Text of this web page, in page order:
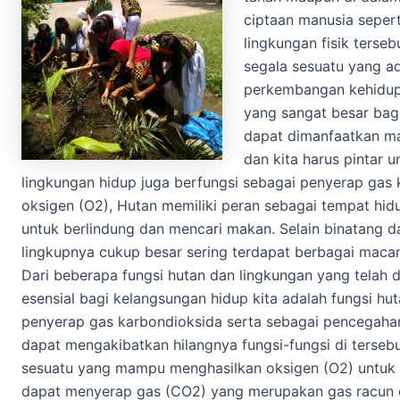
ciptaan manusia
lingkungan fisik
segala sesuatu yang
perkembangan
yang sangat besar
dapat dimanfaatkan
dan kita harus pintar
lingkungan hidup juga berfungsi sebagai penyerap
oksigen (O2), Hutan memiliki peran sebagai tempat
untuk berlindung dan mencari makan. Selain binatang
lingkupnya cukup besar sering terdapat berbagai
Dari beberapa fungsi hutan dan lingkungan yang telah
esensial bagi kelangsungan hidup kita adalah fungsi
penyerap gas karbondioksida serta sebagai
dapat mengakibatkan hilangnya fungsi-fungsi di
sesuatu yang mampu menghasilkan oksigen (O2)
dapat menyerap gas (CO2) yang merupakan gas